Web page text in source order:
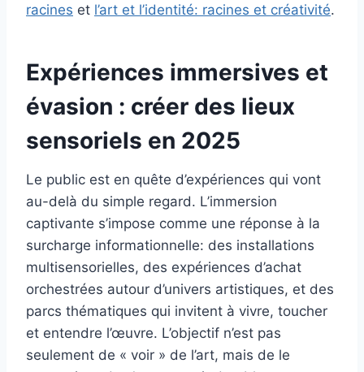
racines et l’art et l’identité: racines et créativité.
Expériences immersives et
évasion : créer des lieux
sensoriels en 2025
Le public est en quête d’expériences qui vont
au-delà du simple regard. L’immersion
captivante s’impose comme une réponse à la
surcharge informationnelle: des installations
multisensorielles, des expériences d’achat
orchestrées autour d’univers artistiques, et des
parcs thématiques qui invitent à vivre, toucher
et entendre l’œuvre. L’objectif n’est pas
seulement de « voir » de l’art, mais de le